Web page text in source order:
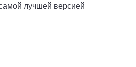
лучшей версией